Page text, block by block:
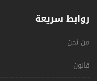
روابط سريعة
من نحن
قانون